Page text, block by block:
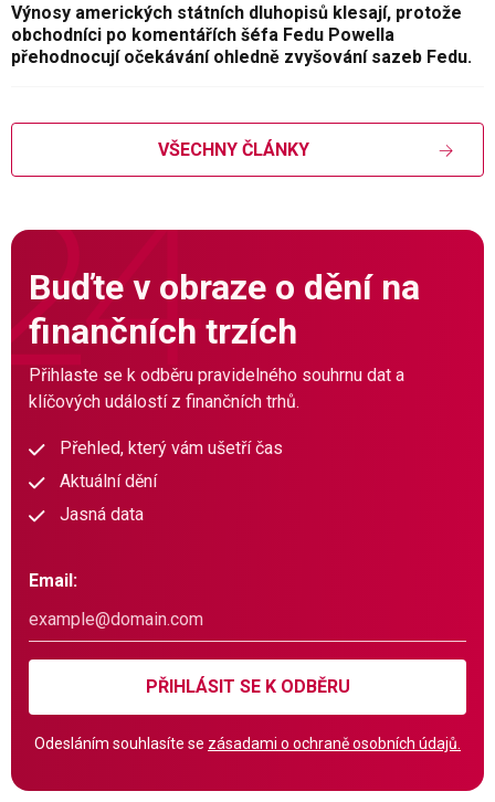
Výnosy amerických státních dluhopisů klesají, protože
obchodníci po komentářích šéfa Fedu Powella
přehodnocují očekávání ohledně zvyšování sazeb Fedu.
VŠECHNY ČLÁNKY
Buďte v obraze o dění na
finančních trzích
Přihlaste se k odběru pravidelného souhrnu dat a
klíčových událostí z finančních trhů.
Přehled, který vám ušetří čas
Aktuální dění
Jasná data
Email:
PŘIHLÁSIT SE K ODBĚRU
Odesláním souhlasíte se zásadami o ochraně osobních údajů.